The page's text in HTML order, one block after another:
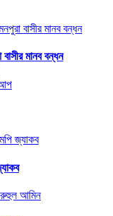
মানব বন্ধন